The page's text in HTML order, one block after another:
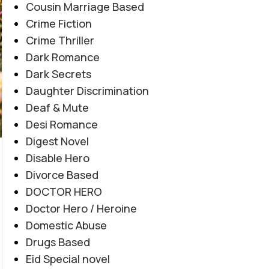
AFTER MARRIAGE,FAMILY CONFLICT
MYSTERY,REVENGE BASED
Tashnagi e Yaar By Alishey Khan
Posted by
Tashnagi e Yaar By Alishey Khan Novel20944
Tribal Feud | Forced Marriage | Revenge
Based | Feudal System | Action Romance |
Suspense |...
CONTINUE READING
Cousin Marriage Based
Crime Fiction
Crime Thriller
Dark Romance
Dark Secrets
Daughter Discrimination
Deaf & Mute
Desi Romance
Digest Novel
Disable Hero
Divorce Based
DOCTOR HERO
Doctor Hero / Heroine
Domestic Abuse
Drugs Based
Eid Special novel